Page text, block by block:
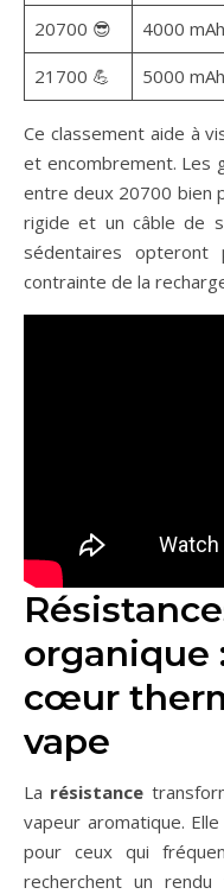
20700 😎 4000 mAh
21700 💪
5000 mAh
Ce classement aide à
et encombrement. Les
entre deux 20700 bien
rigide et un câble de
sédentaires
contrainte de la
organique
cœur
vape
La résistance
vapeur aromatique.
pour ceux qui
recherchent un rendu